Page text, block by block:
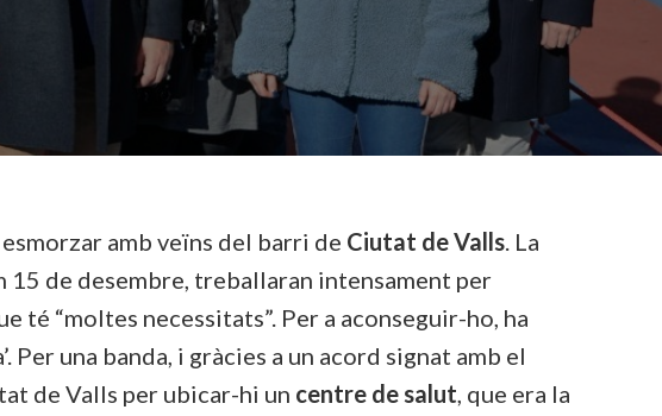
amb veïns del barri de Ciutat de Valls. La
15 de desembre, treballaran intensament per
té “moltes necessitats”. Per a aconseguir-ho, ha
una banda, i gràcies a un acord signat amb el
de Valls per ubicar-hi un centre de salut, que era la